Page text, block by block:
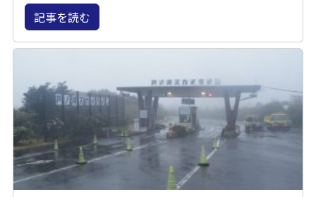
記事を読む